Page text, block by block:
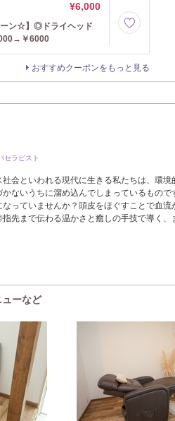
¥6,000
ーン☆】◎ドライヘッド
￥6000
おすすめクーポンをもっと見る
セラピスト
社会といわれる現代に生きる私たちは、環
かないうちに溜め込んでしまっているもの
なっていませんか？頭皮をほぐすことで血
先まで伝わる温かさと癒しの手技で導く
ーなど